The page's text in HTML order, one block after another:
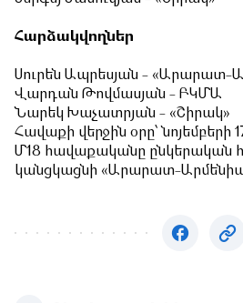
Հարձակվողներ
Սուրեն Ապրեսյան - «Արարատ-
Վարդան Թովմասյան - ԲԿՄԱ
Նարեկ Խաչատրյան - «Շիրակ»
Հավաքի վերջին օրը՝
Մ18 հավաքականը ընկերական
կանցկացնի «Արարատ-Արմենիա